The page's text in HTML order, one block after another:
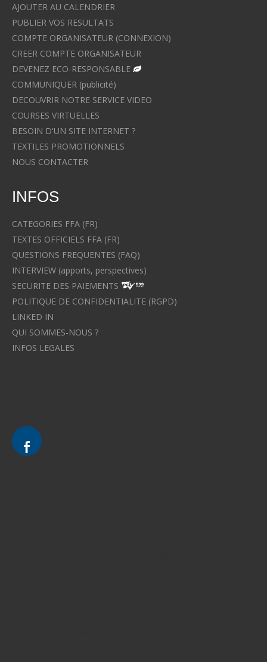
AJOUTER AU CALENDRIER
PUBLIER VOS RESULTATS
COMPTE ORGANISATEUR (CONNEXION)
CREER COMPTE ORGANISATEUR
DEVENEZ ECO-RESPONSABLE
COMMUNIQUER (publicité)
DECOUVRIR NOTRE SERVICE VIDEO
COURSES VIRTUELLES
BESOIN D'UN SITE INTERNET ?
TEXTILES PROMOTIONNELS
NOUS CONTACTER
INFOS
CATEGORIES FFA (FR)
TEXTES OFFICIELS FFA (FR)
QUESTIONS FREQUENTES (FAQ)
INTERVIEW (apports, perspectives)
SECURITE DES PAIEMENTS
POLITIQUE DE CONFIDENTIALITE (RGPD)
LINKED IN
QUI SOMMES-NOUS ?
INFOS LEGALES